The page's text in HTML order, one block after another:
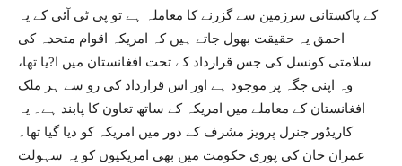
کے پاکستانی سرزمین سے گزرنے کا معاملہ ہے تو پی ٹی آئی کے یہ
احمق یہ حقیقت بھول جاتے ہیں کہ امریکہ اقوام متحدہ کی
سلامتی کونسل کی جس قرارداد کے تحت افغانستان میں ا?یا تھا،
وہ اپنی جگہ پر موجود ہے اور اس قرارداد کی رو سے ہر ملک
افغانستان کے معاملے میں امریکہ کے ساتھ تعاون کا پابند ہے۔ یہ
کاریڈور جنرل پرویز مشرف کے دور میں امریکہ کو دیا گیا تھا۔
عمران خان کی پوری حکومت میں بھی امریکیوں کو یہ سہولت